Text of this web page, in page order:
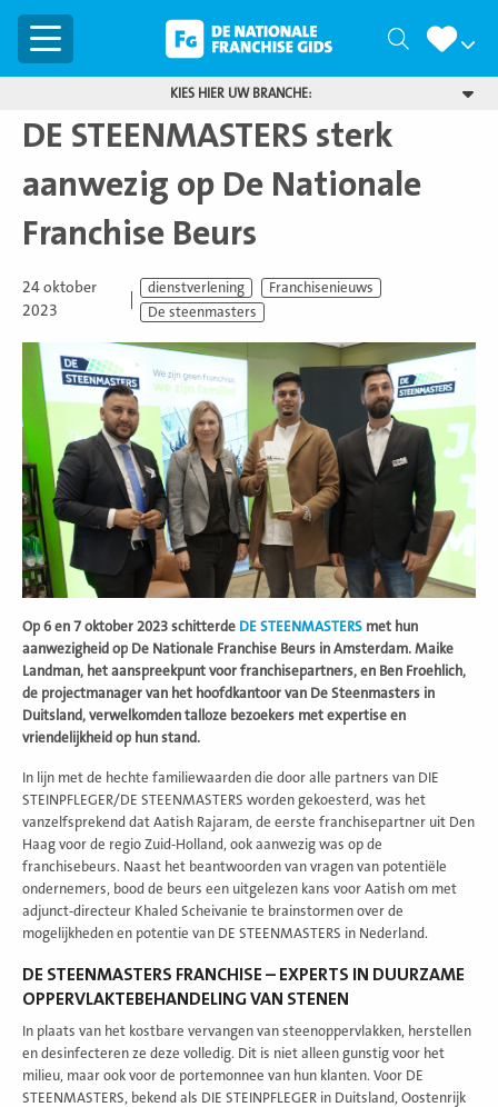
Menu Zoeken
KIES HIER UW BRANCHE:
DE STEENMASTERS sterk
aanwezig op De Nationale
Franchise Beurs
24 oktober
2023
dienstverlening
Franchisenieuws
De steenmasters
Op 6 en 7 oktober 2023 schitterde DE STEENMASTERS met hun
aanwezigheid op De Nationale Franchise Beurs in Amsterdam. Maike
Landman, het aanspreekpunt voor franchisepartners, en Ben Froehlich,
de projectmanager van het hoofdkantoor van De Steenmasters in
Duitsland, verwelkomden talloze bezoekers met expertise en
vriendelijkheid op hun stand.
In lijn met de hechte familiewaarden die door alle partners van DIE
STEINPFLEGER/DE STEENMASTERS worden gekoesterd, was het
vanzelfsprekend dat Aatish Rajaram, de eerste franchisepartner uit Den
Haag voor de regio Zuid-Holland, ook aanwezig was op de
franchisebeurs. Naast het beantwoorden van vragen van potentiële
ondernemers, bood de beurs een uitgelezen kans voor Aatish om met
adjunct-directeur Khaled Scheivanie te brainstormen over de
mogelijkheden en potentie van DE STEENMASTERS in Nederland.
DE STEENMASTERS FRANCHISE – EXPERTS IN DUURZAME
OPPERVLAKTEBEHANDELING VAN STENEN
In plaats van het kostbare vervangen van steenoppervlakken, herstellen
en desinfecteren ze deze volledig. Dit is niet alleen gunstig voor het
milieu, maar ook voor de portemonnee van hun klanten. Voor DE
STEENMASTERS, bekend als DIE STEINPFLEGER in Duitsland, Oostenrijk